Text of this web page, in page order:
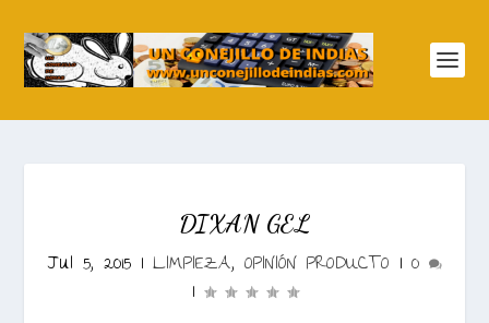
DIXAN GEL
Jul 5, 2015 | LIMPIEZA, OPINIÓN PRODUCTO | 0
|